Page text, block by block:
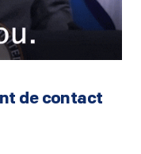
de contact